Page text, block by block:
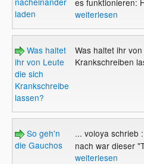
laden
weiterlesen
Was haltet
ihr von Leute
die sich
Krankschreiben
lassen?
Was haltet ihr
Krankschreiben
So geh'n
die Gauchos
... voloya schrieb :
nach war dieser
weiterlesen